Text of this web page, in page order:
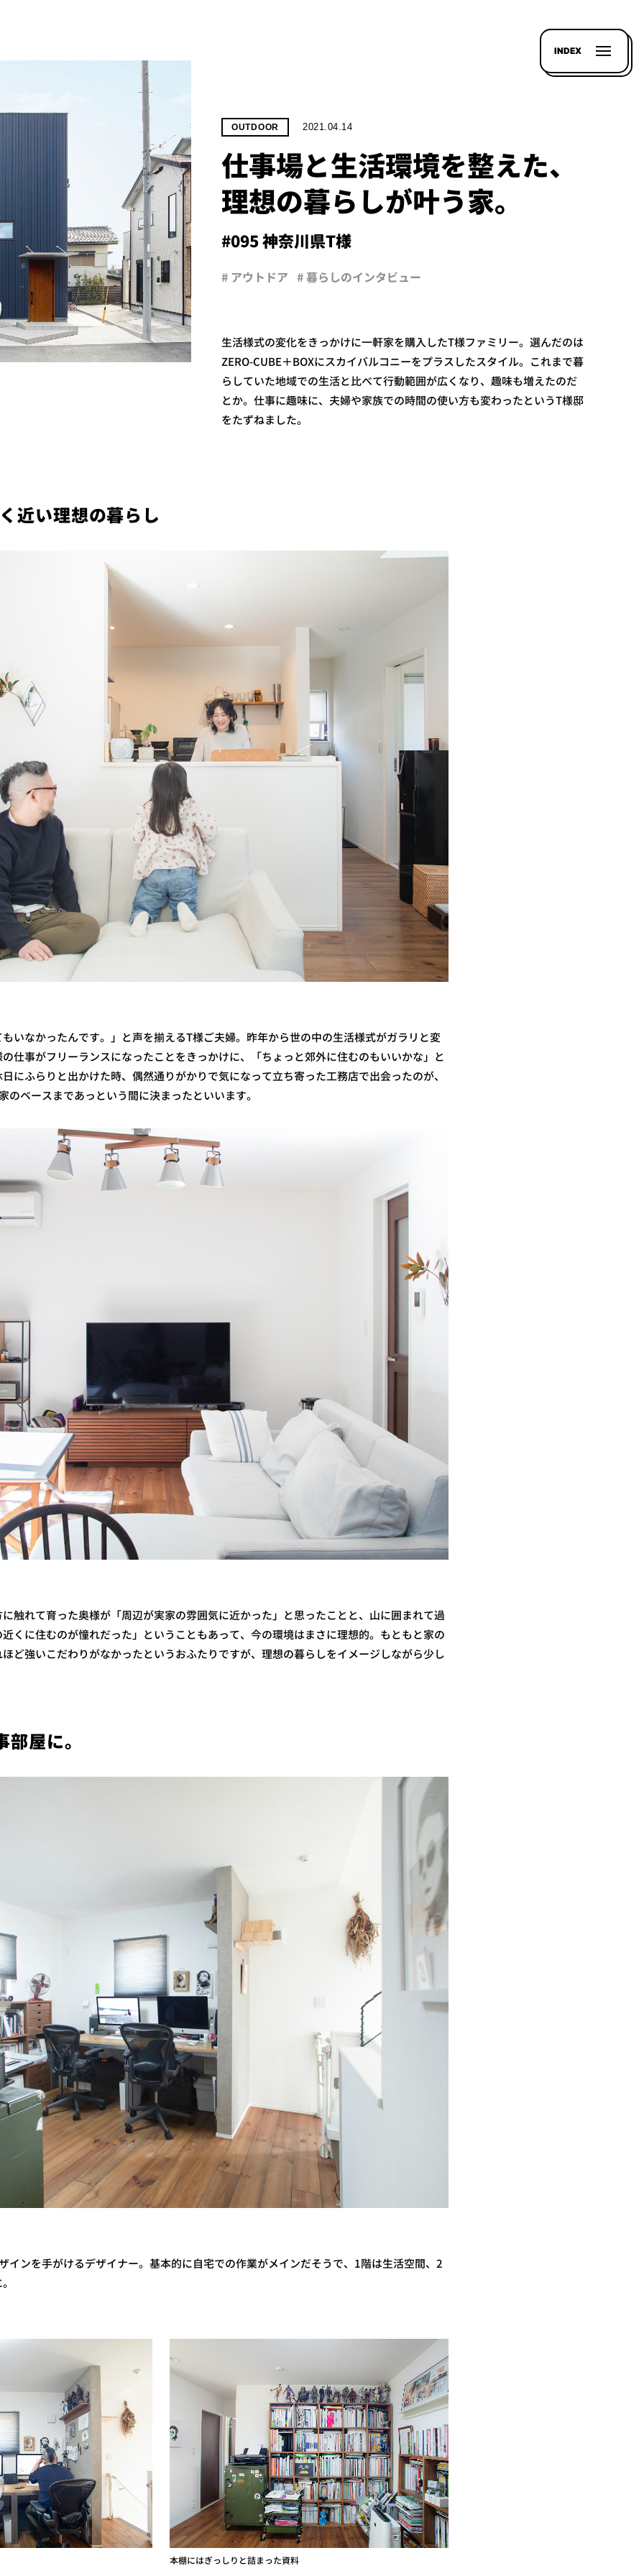
INDEX
OUTDOOR 2021.04.14
仕事場と生活環境を整えた、
理想の暮らしが叶う家。
#095 神奈川県T様
# アウトドア # 暮らしのインタビュー
生活様式の変化をきっかけに一軒家を購入したT様ファミリー。選んだのは
ZERO-CUBE＋BOXにスカイバルコニーをプラスしたスタイル。これまで暮
らしていた地域での生活と比べて行動範囲が広くなり、趣味も増えたのだ
とか。仕事に趣味に、夫婦や家族での時間の使い方も変わったというT様邸
をたずねました。
近い理想の暮らし
もいなかったんです。」と声を揃えるT様ご夫婦。昨年から世の中の生活様式がガラリと変
仕事がフリーランスになったことをきっかけに、「ちょっと郊外に住むのもいいかな」と
にふらりと出かけた時、偶然通りがかりで気になって立ち寄った工務店で出会ったのが、
のベースまであっという間に決まったといいます。
触れて育った奥様が「周辺が実家の雰囲気に近かった」と思ったことと、山に囲まれて過
くに住むのが憧れだった」ということもあって、今の環境はまさに理想的。もともと家の
ど強いこだわりがなかったというおふたりですが、理想の暮らしをイメージしながら少し
屋に。
インを手がけるデザイナー。基本的に自宅での作業がメインだそうで、1階は生活空間、2
本棚にはぎっしりと詰まった資料